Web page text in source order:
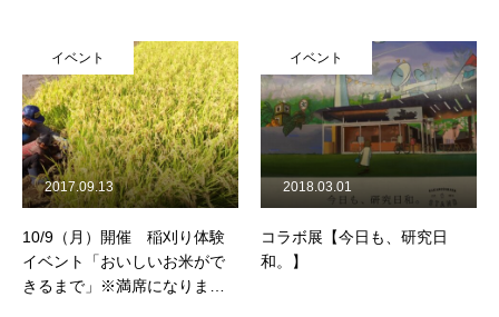
イベント
10/9（月）開催 稲刈り体験
イベント「おいしいお米がで
きるまで」※満席になりまし
2017.09.13
イベント
コラボ展【今日も、研究日
和。】
2018.03.01